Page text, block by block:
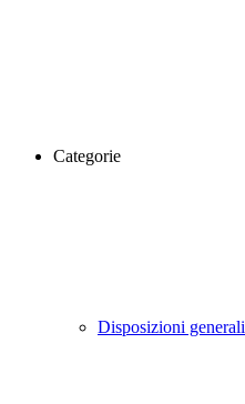
Categorie
Disposizioni generali